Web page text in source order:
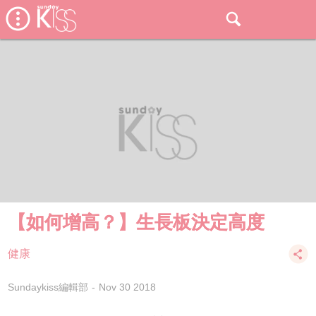
【如何增高？】生長板決定高度
健康
Sundaykiss編輯部 Nov 30 2018